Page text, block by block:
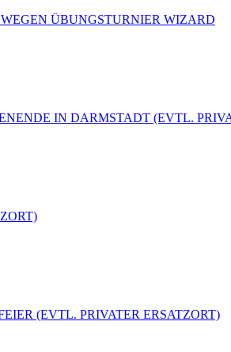
ÜBUNGSTURNIER WIZARD
IN DARMSTADT (EVTL.
(EVTL. PRIVATER ERSATZORT)